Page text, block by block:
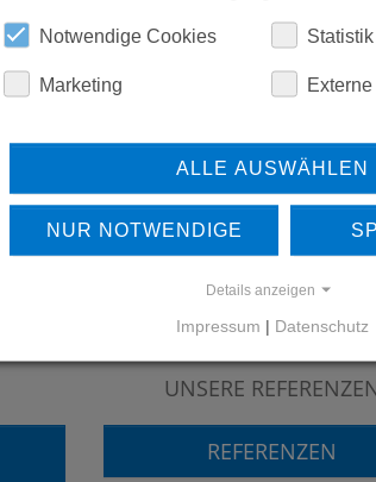
UNSERE
REFERENZEN
Notwendige Cookies Statistik
Marketing
ALLE AUSWÄHLEN
NUR NOTWENDIGE
Details anzeigen
Impressum | Datenschutz